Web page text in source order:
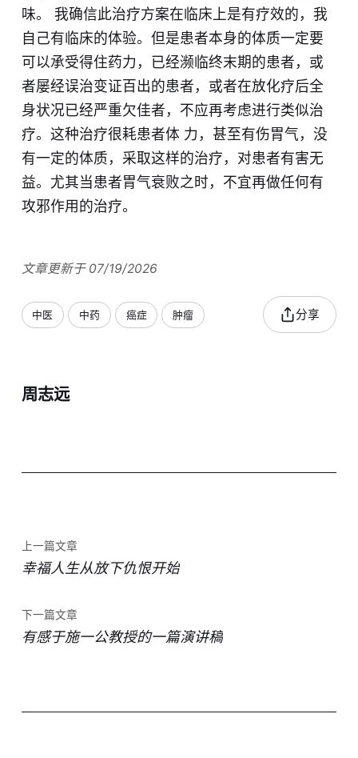
味。 我确信此治疗方案在临床上是有疗效的，我
自己有临床的体验。但是患者本身的体质一定要
可以承受得住药力，已经濒临终末期的患者，或
者屡经误治变证百出的患者，或者在放化疗后全
身状况已经严重欠佳者，不应再考虑进行类似治
疗。这种治疗很耗患者体 力，甚至有伤胃气，没
有一定的体质，采取这样的治疗，对患者有害无
益。尤其当患者胃气衰败之时，不宜再做任何有
攻邪作用的治疗。
文章更新于 07/19/2026
中医 中药 癌症 肿瘤 分享
周志远
上一篇文章
幸福人生从放下仇恨开始
下一篇文章
有感于施一公教授的一篇演讲稿